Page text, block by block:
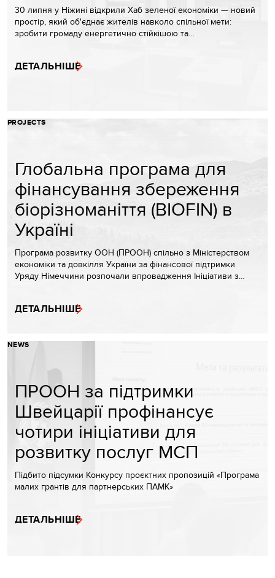
30 липня у Ніжині відкрили Хаб зеленої економіки — новий
простір, який об'єднає жителів навколо спільної мети:
зробити громаду енергетично стійкішою та…
ДЕТАЛЬНІШЕ
PROJECTS
Глобальна програма для
фінансування збереження
біорізноманіття (BIOFIN) в
Україні
Програма розвитку ООН (ПРООН) спільно з Міністерством
економіки та довкілля України за фінансової підтримки
Уряду Німеччини розпочали впровадження Ініціативи з…
ДЕТАЛЬНІШЕ
NEWS
ПРООН за підтримки
Швейцарії профінансує
чотири ініціативи для
розвитку послуг МСП
Підбито підсумки Конкурсу проєктних пропозицій «Програма
малих грантів для партнерських ПАМК»
ДЕТАЛЬНІШЕ